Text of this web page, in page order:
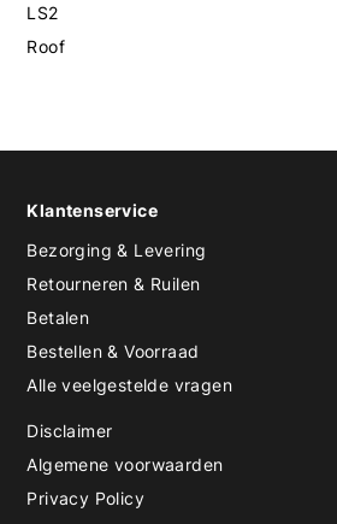
LS2
Roof
Klantenservice
Bezorging & Levering
Retourneren & Ruilen
Betalen
Bestellen & Voorraad
Alle veelgestelde vragen
Disclaimer
Algemene voorwaarden
Privacy Policy